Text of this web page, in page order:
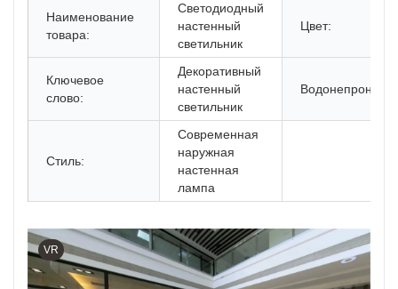
Наименование
товара:
Светодиодный
настенный
светильник
Цвет:
Ключевое
слово:
Декоративный
настенный
светильник
Стиль:
Современная
наружная
настенная
лампа
VR